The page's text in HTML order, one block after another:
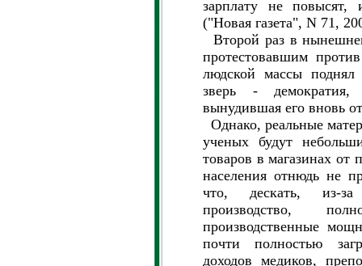
зарплату не
("Новая газета", N 71,
Второй раз в
протестовавшим
людской массы поднял
зверь -
вынудившая его вновь
Однако, реальные
ученых будут
товаров в магазинах от
населения отнюдь не
что, дескать, из-за
производство,
производственные
почти полностью
доходов медиков,